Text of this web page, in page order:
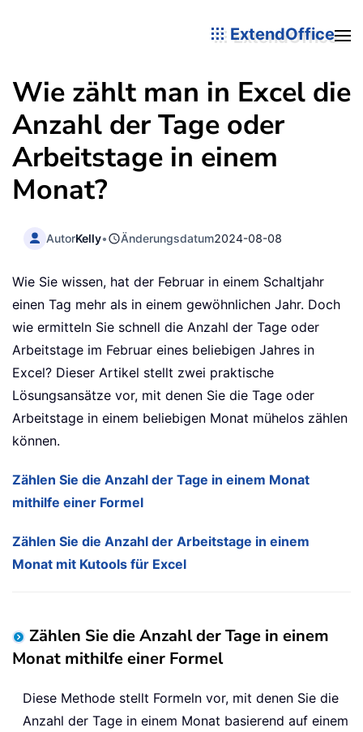
ExtendOffice
Wie zählt man in Excel die
Anzahl der Tage oder
Arbeitstage in einem
Monat?
AutorKelly• Änderungsdatum2024-08-08
Wie Sie wissen, hat der Februar in einem Schaltjahr
einen Tag mehr als in einem gewöhnlichen Jahr. Doch
wie ermitteln Sie schnell die Anzahl der Tage oder
Arbeitstage im Februar eines beliebigen Jahres in
Excel? Dieser Artikel stellt zwei praktische
Lösungsansätze vor, mit denen Sie die Tage oder
Arbeitstage in einem beliebigen Monat mühelos zählen
können.
Zählen Sie die Anzahl der Tage in einem Monat
mithilfe einer Formel
Zählen Sie die Anzahl der Arbeitstage in einem
Monat mit Kutools für Excel
Zählen Sie die Anzahl der Tage in einem
Monat mithilfe einer Formel
Diese Methode stellt Formeln vor, mit denen Sie die
Anzahl der Tage in einem Monat basierend auf einem